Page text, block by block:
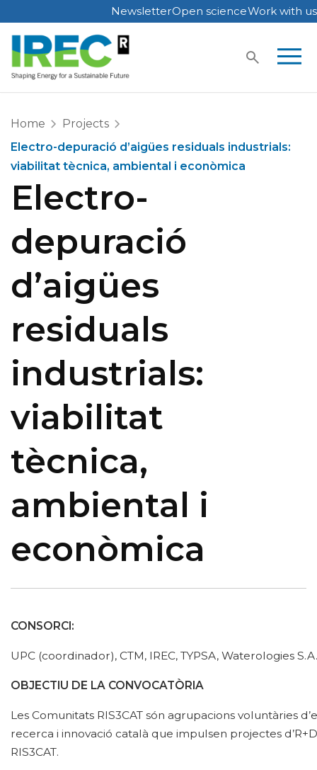
Skip
to
content
NewsletterOpen scienceWork with us
Home
Projects
Electro-depuració d’aigües residuals industrials:
viabilitat tècnica, ambiental i econòmica
Electro-
depuració
d’aigües
residuals
industrials:
viabilitat
tècnica,
ambiental i
econòmica
CONSORCI:
UPC (coordinador), CTM, IREC, TYPSA, Waterologies
OBJECTIU DE LA CONVOCATÒRIA
Les Comunitats RIS3CAT són agrupacions voluntàries
recerca i innovació català que impulsen projectes
RIS3CAT.